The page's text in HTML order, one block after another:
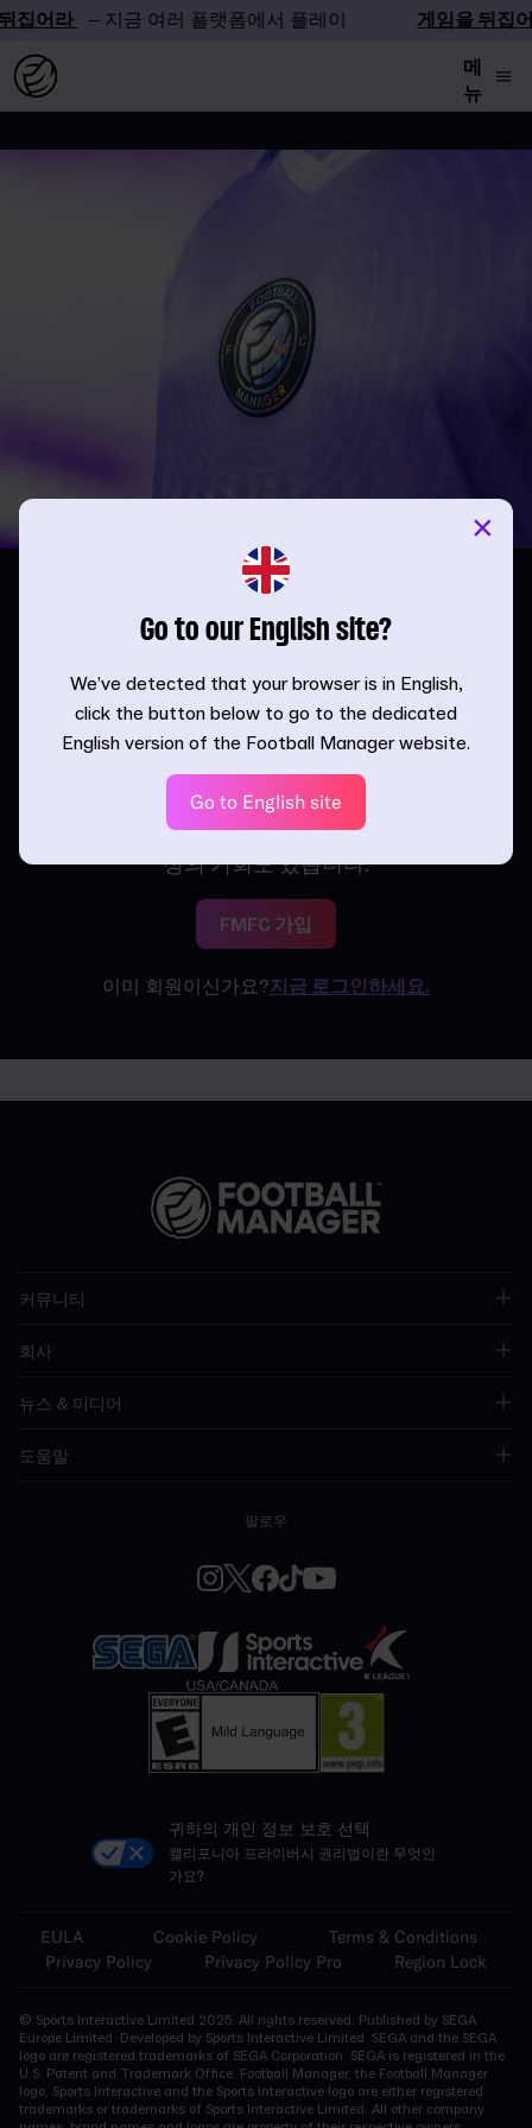
집어라 – 지금 여러 플랫폼에서 플레이
게임을 뒤집
메
뉴
선수단에 참가하여보상 획득
하기
얼리 액세스를 통해 누구보다 빠르게 FM의 신기능 소
개 등의 소식을 알아보세요. 개발 비화와 회원 전용 증
정의 기회도 있습니다.
FMFC 가입
이미 회원이신가요?지금 로그인하세요.
커뮤니티
회사
뉴스 & 미디어
도움말
팔로우
귀하의 개인 정보 보호 선택
캘리포니아 프라이버시 권리법이란 무엇인
가요?
EULA Cookie Policy
Terms & Conditions
Privacy Policy
Privacy Policy Pro Region Lock
© Sports Interactive Limited 2025. All rights reserved. Published by SEGA
Europe Limited. Developed by Sports Interactive Limited. SEGA and the SEGA
logo are registered trademarks of SEGA Corporation. SEGA is registered in the
U.S. Patent and Trademark Office. Football Manager, the Football Manager
logo, Sports Interactive and the Sports Interactive logo are either registered
trademarks or trademarks of Sports Interactive Limited. All other company
Go to our English site?
We’ve detected that your browser is in English,
click the button below to go to the dedicated
English version of the Football Manager website.
Go to English site
×